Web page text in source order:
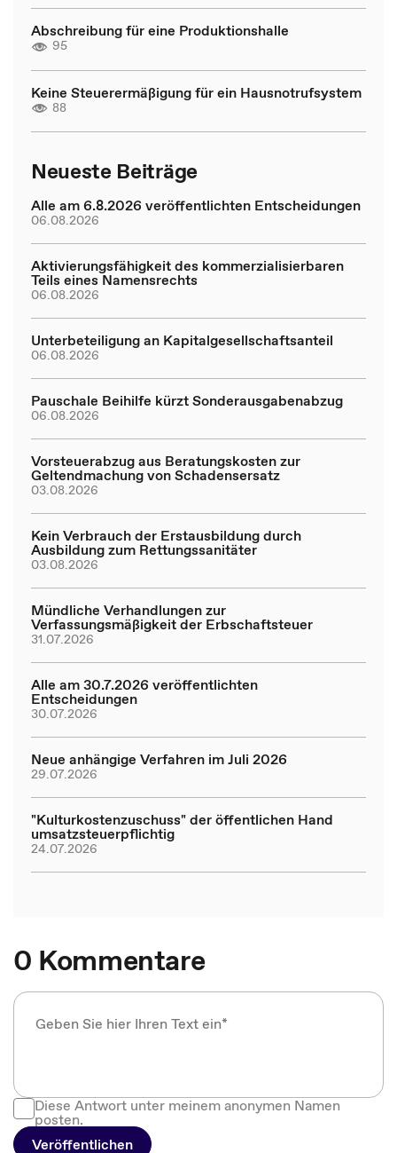
Abschreibung für eine Produktionshalle
95
Keine Steuerermäßigung für ein Hausnotrufsystem
88
Neueste Beiträge
Alle am 6.8.2026 veröffentlichten Entscheidungen
06.08.2026
Aktivierungsfähigkeit des kommerzialisierbaren
Teils eines Namensrechts
06.08.2026
Unterbeteiligung an Kapitalgesellschaftsanteil
06.08.2026
Pauschale Beihilfe kürzt Sonderausgabenabzug
06.08.2026
Vorsteuerabzug aus Beratungskosten zur
Geltendmachung von Schadensersatz
03.08.2026
Kein Verbrauch der Erstausbildung durch
Ausbildung zum Rettungssanitäter
03.08.2026
Mündliche Verhandlungen zur
Verfassungsmäßigkeit der Erbschaftsteuer
31.07.2026
Alle am 30.7.2026 veröffentlichten
Entscheidungen
30.07.2026
Neue anhängige Verfahren im Juli 2026
29.07.2026
"Kulturkostenzuschuss" der öffentlichen Hand
umsatzsteuerpflichtig
24.07.2026
0 Kommentare
Diese Antwort unter meinem anonymen Namen
posten.
Veröffentlichen